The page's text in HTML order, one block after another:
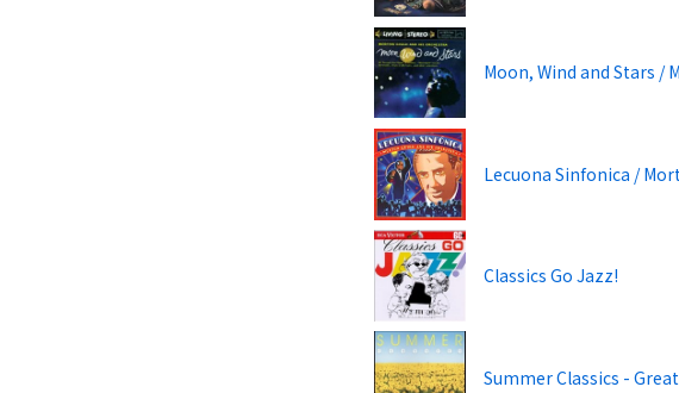
Moon, Wind and Stars /
Lecuona Sinfonica /
Classics Go Jazz!
Summer Classics -